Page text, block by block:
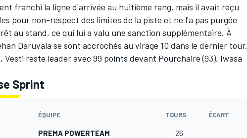
franchi la ligne d'arrivée au huitième rang, mais il avait reçu
pour non-respect des limites de la piste et ne l'a pas purgée
au stand, ce qui lui a valu une sanction supplémentaire. À
Daruvala se sont accrochés au virage 10 dans le dernier tour.
reste leader avec 99 points devant Pourchaire (93), Iwasa
Sprint
ÉQUIPE TOURS ÉCART
PREMA POWERTEAM 26